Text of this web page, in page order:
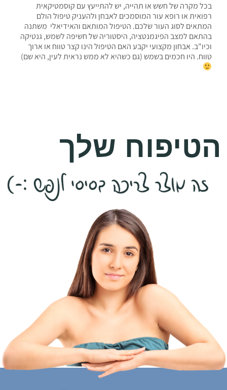
בכל מקרה של חשש או תהייה, יש להתייעץ עם קוסמטיקאית
רפואית או רופא עור המוסמכים לאבחן ולהעניק טיפול הולם
המתאים לסוג העור שלכם. הטיפול המותאם והאידיאלי משתנה
בהתאם למצב הפיגמנטציה, היסטוריה של חשיפה לשמש, גנטיקה
וכיו"ב. אבחון מקצועי יקבע האם הטיפול הינו קצר טווח או ארוך
טווח. היו חכמים בשמש (גם כשהיא לא ממש נראית לעין, היא שם)
הטיפוח שלך